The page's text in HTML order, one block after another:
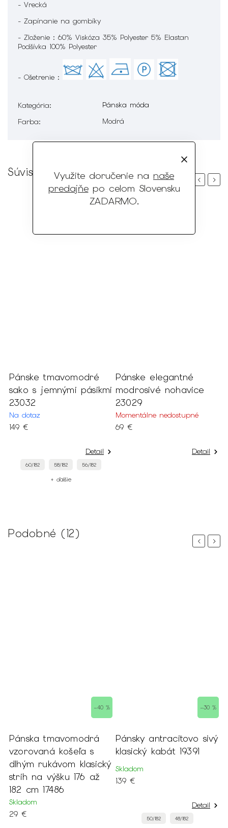
Využite doručenie na naše
predajňepo celom Slovensku
ZADARMO.
- Vrecká
- Zapínanie na gombíky
- Zloženie : 60% Viskóza 35% Polyester 5% Elastan
Podšívka 100% Polyester
- Ošetrenie :
Kategória:
Pánska móda
Farba: Modrá
Súvisiaci tovar
Previous
Pánske tmavomodré
sako s jemnými pásikmi
23032
Na dotaz
149 €
Detail
60/182 58/182 56/182
+ ďalšie
Pánske elegantné
modrosivé nohavice
23029
Momentálne nedostupné
69 €
Detail
Next
Podobné (12)
Previous
–40 %
Pánska tmavomodrá
vzorovaná košeľa s
dlhým rukávom klasický
strih na výšku 176 až
182 cm 17486
Skladom
29 €
–30 %
Pánsky antracitovo sivý
klasický kabát 19391
Skladom
139 €
Detail
50/182 48/182
Next